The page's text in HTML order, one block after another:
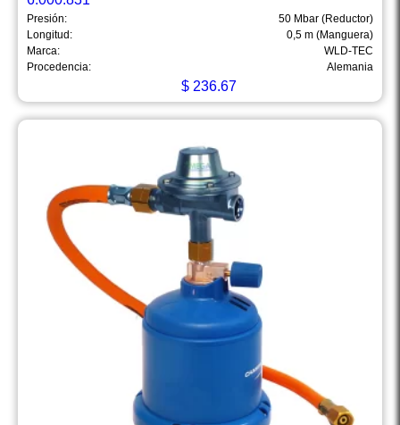
Presión:
50 Mbar (Reductor)
Longitud:
0,5 m (Manguera)
Marca:
WLD-TEC
Procedencia:
Alemania
$ 236.67